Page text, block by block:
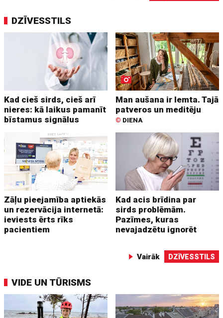
DZĪVESSTILS
Kad cieš sirds, cieš arī
nieres: kā laikus pamanīt
bīstamus signālus
Man aušana ir lemta. Tajā
patveros un meditēju
© DIENA
Zāļu pieejamība aptiekās
un rezervācija internetā:
ieviests ērts rīks
pacientiem
Kad acis brīdina par
sirds problēmām.
Pazīmes, kuras
nevajadzētu ignorēt
Vairāk DZĪVESSTILS
VIDE UN TŪRISMS